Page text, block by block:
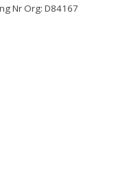
Nr Org: D84167